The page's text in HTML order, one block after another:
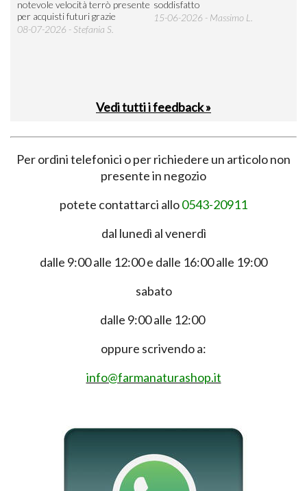
notevole velocità terrò presente
per acquisti futuri grazie
08-07-2026 - Stefania S.
soddisfatto
15-06-2026 - Massimo L.
Vedi tutti i feedback »
Per ordini telefonici o per richiedere un articolo non
presente in negozio
potete contattarci allo0543-20911
dal lunedì al venerdì
dalle 9:00 alle 12:00 e dalle 16:00 alle 19:00
sabato
dalle 9:00 alle 12:00
oppure scrivendo a:
info@farmanaturashop.it